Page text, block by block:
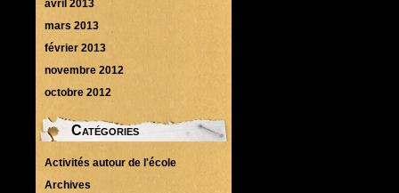
avril 2013
mars 2013
février 2013
novembre 2012
octobre 2012
Catégories
Activités autour de l'école
Archives